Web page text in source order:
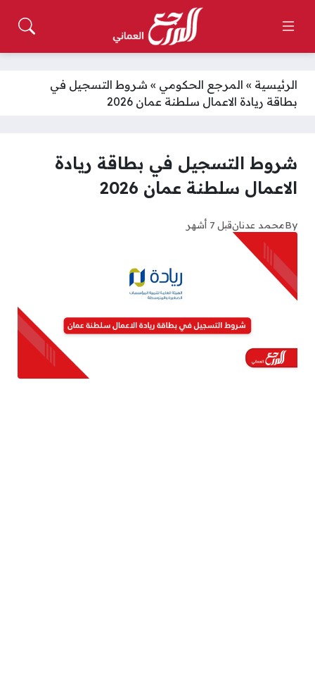
الرئيسية » المرجع الحكومي » شروط التسجيل في
بطاقة ريادة الاعمال سلطنة عمان 2026
شروط التسجيل في بطاقة ريادة
الاعمال سلطنة عمان 2026
Byمحمد عدنانقبل 7 أشهر